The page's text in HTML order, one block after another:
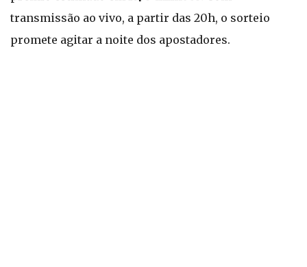
transmissão ao vivo, a partir das 20h, o sorteio
promete agitar a noite dos apostadores.